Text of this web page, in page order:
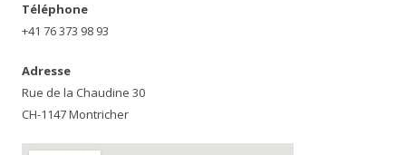
Téléphone
+41 76 373 98 93
Adresse
Rue de la Chaudine 30
CH-1147 Montricher